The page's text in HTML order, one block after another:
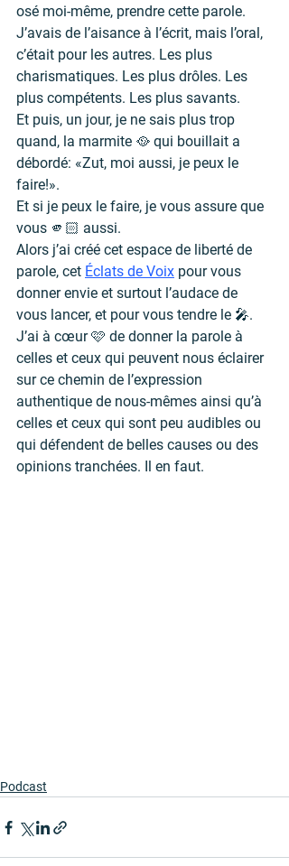
osé moi-même, prendre cette parole.
J’avais de l’aisance à l’écrit, mais l’oral,
c’était pour les autres. Les plus
charismatiques. Les plus drôles. Les
plus compétents. Les plus savants.
Et puis, un jour, je ne sais plus trop
quand, la marmite 🥘 qui bouillait a
débordé: «Zut, moi aussi, je peux le
faire!».
Et si je peux le faire, je vous assure que
vous 🫵🏻 aussi.
Alors j’ai créé cet espace de liberté de
parole, cet Éclats de Voix pour vous
donner envie et surtout l’audace de
vous lancer, et pour vous tendre le 🎤.
J’ai à cœur 🩷 de donner la parole à
celles et ceux qui peuvent nous éclairer
sur ce chemin de l’expression
authentique de nous-mêmes ainsi qu’à
celles et ceux qui sont peu audibles ou
qui défendent de belles causes ou des
opinions tranchées. Il en faut.
Podcast